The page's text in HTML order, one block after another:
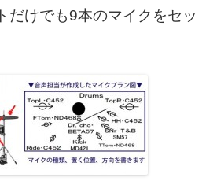
だけでも9本のマイクをセッ